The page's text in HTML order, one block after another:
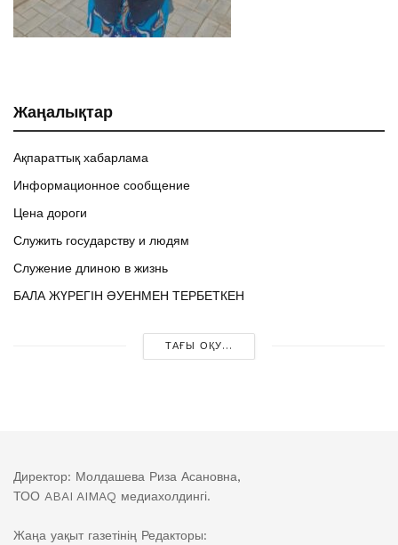
Жаңалықтар
Ақпараттық хабарлама
Информационное сообщение
Цена дороги
Служить государству и людям
Служение длиною в жизнь
БАЛА ЖҮРЕГІН ӘУЕНМЕН ТЕРБЕТКЕН
ТАҒЫ ОҚУ...
Директор: Молдашева Риза Асановна,
ТОО ABAI AIMAQ медиахолдингі.
Жаңа уақыт газетінің Редакторы: